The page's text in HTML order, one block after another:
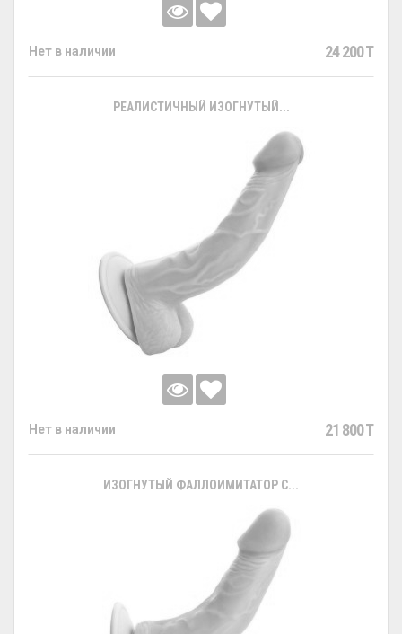
Нет в наличии 24 200 T
РЕАЛИСТИЧНЫЙ ИЗОГНУТЫЙ...
Нет в наличии 21 800 T
ИЗОГНУТЫЙ ФАЛЛОИМИТАТОР С...